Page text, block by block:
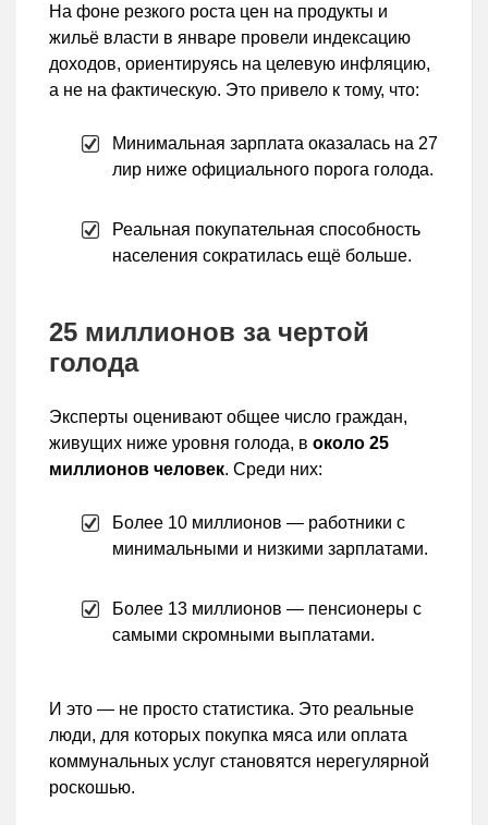
На фоне резкого роста цен на продукты и
жильё власти в январе провели индексацию
доходов, ориентируясь на целевую инфляцию,
а не на фактическую. Это привело к тому, что:
Минимальная зарплата оказалась на 27
лир ниже официального порога голода.
Реальная покупательная способность
населения сократилась ещё больше.
25 миллионов за чертой
голода
Эксперты оценивают общее число граждан,
живущих ниже уровня голода, в около 25
миллионов человек. Среди них:
Более 10 миллионов — работники с
минимальными и низкими зарплатами.
Более 13 миллионов — пенсионеры с
самыми скромными выплатами.
И это — не просто статистика. Это реальные
люди, для которых покупка мяса или оплата
коммунальных услуг становятся нерегулярной
роскошью.